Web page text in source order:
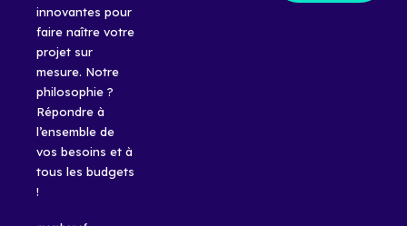
innovantes pour
faire naître votre
projet sur
mesure. Notre
philosophie ?
Répondre à
l’ensemble de
vos besoins et à
tous les budgets
!